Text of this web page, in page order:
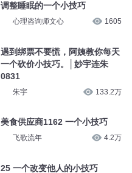
调整睡眠的一个小技巧
心理咨询师文心 1605
遇到绑票不要慌，阿姨教你每天
一个砍价小技巧。│妙宇连朱
0831
朱宇 133.2万
美食供应商1162 一个小技巧
飞歌流年 4.2万
25 一个改变他人的小技巧